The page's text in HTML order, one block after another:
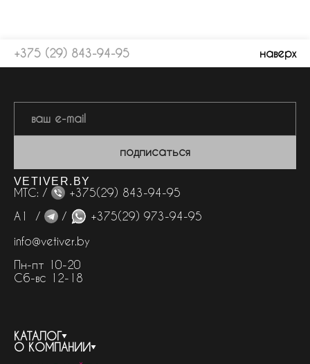
+375 (29) 843-94-95 наверх
подписаться
VETIVER.BY
МТС: /
+375(29) 843-94-95
А1 /
/
+375(29) 973-94-95
info@vetiver.by
Пн-пт 10-20
Сб-вс 12-18
КАТАЛОГ
О КОМПАНИИ